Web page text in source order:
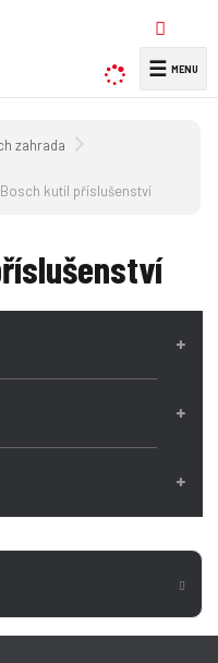
y
t
☰
zahrada
Bosch kutil příslušenství